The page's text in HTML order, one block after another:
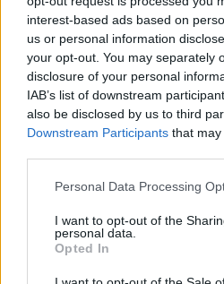
interest-based ads based on
us or personal information
your opt-out. You may separately
disclosure of your personal
IAB’s list of downstream
also be disclosed by us to third
Downstream Participants that
Please note that this website/app
not limited to your visit or usage
grant or deny consent to Google
use your data for below specified
consent section.
Personal Data Processing
I want to opt-out of the
personal data.
Opted In
Inviaci le
i tuoi video
Su
345 356 7512
Entra nel
GalluraOggi.it